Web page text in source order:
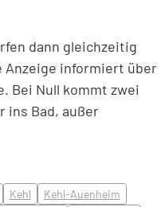
dann gleichzeitig
Anzeige informiert über
Bei Null kommt zwei
ins Bad, außer
Kehl
Kehl-Auenheim